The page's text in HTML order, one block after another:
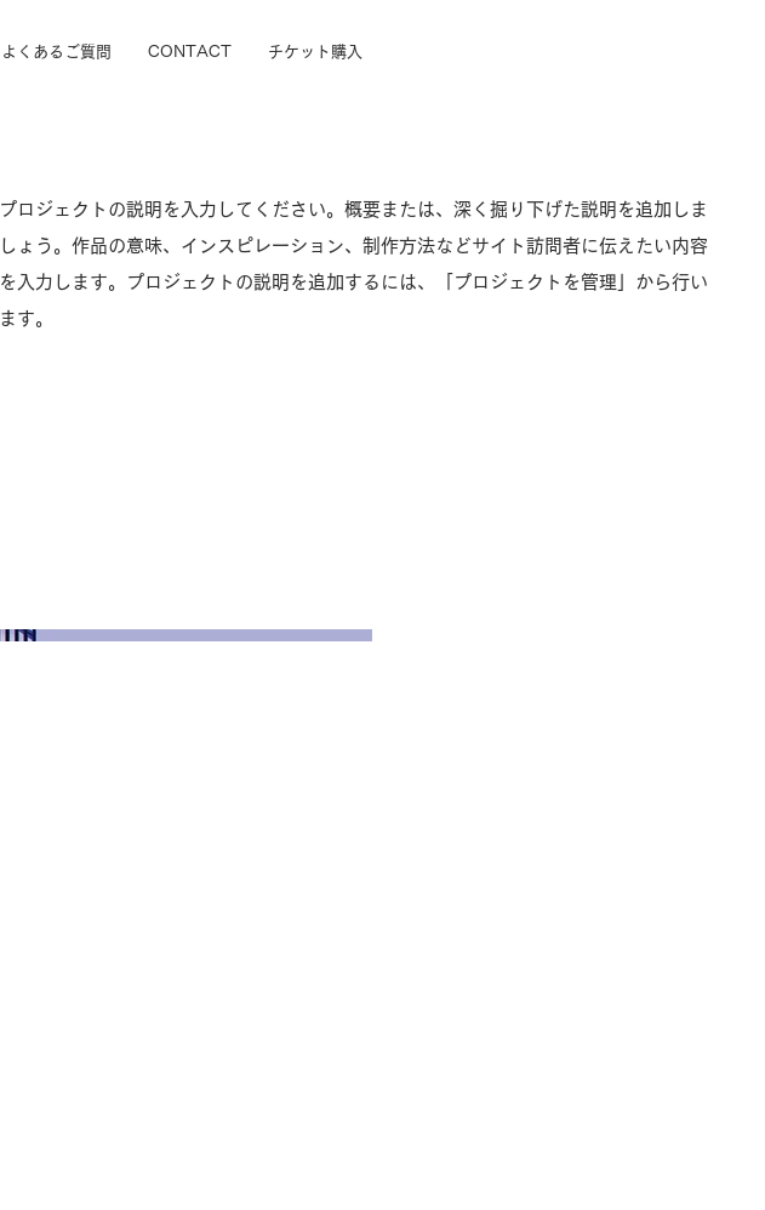
よくあるご質問 CONTACT チケット購入
プロジェクトの説明を入力してください。概要または、深く掘り下げた説明を追加しま
しょう。作品の意味、インスピレーション、制作方法などサイト訪問者に伝えたい内容
を入力します。プロジェクトの説明を追加するには、「プロジェクトを管理」から行い
ます。